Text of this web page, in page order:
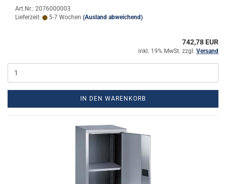
Art.Nr.: 2076000003
Lieferzeit:
5-7 Wochen (Ausland abweichend)
742,78 EUR
inkl. 19% MwSt. zzgl. Versand
IN DEN WARENKORB